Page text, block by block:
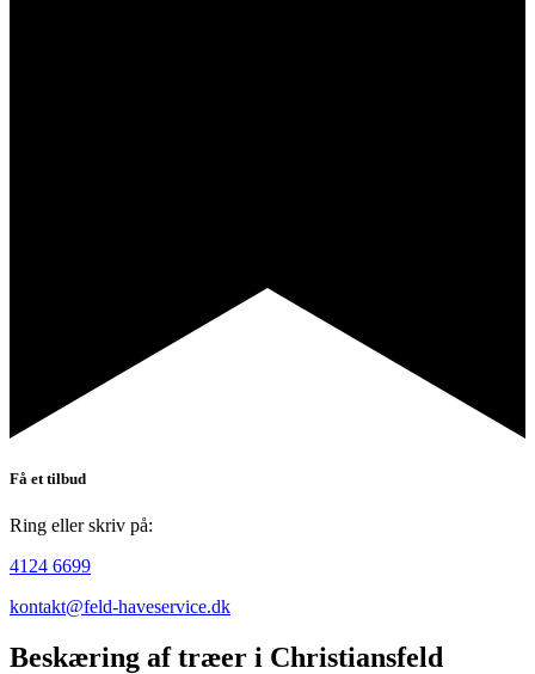
Få et tilbud
Ring eller skriv på:
4124 6699
kontakt@feld-haveservice.dk
Beskæring af træer i Christiansfeld